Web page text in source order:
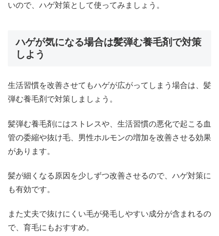
いので、ハゲ対策として使ってみましょう。
ハゲが気になる場合は髪弾む養毛剤で対策
しよう
生活習慣を改善させてもハゲが広がってしまう場合は、髪
弾む養毛剤で対策しましょう。
髪弾む養毛剤にはストレスや、生活習慣の悪化で起こる血
管の委縮や抜け毛、男性ホルモンの増加を改善させる効果
があります。
髪が細くなる原因を少しずつ改善させるので、ハゲ対策に
も有効です。
また丈夫で抜けにくい毛が発毛しやすい成分が含まれるの
で、育毛にもおすすめ。